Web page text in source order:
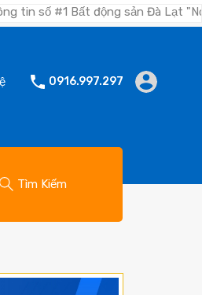
động sản Đà Lạt "Nơi bạn tìm
0916.997.297
Tìm Kiếm